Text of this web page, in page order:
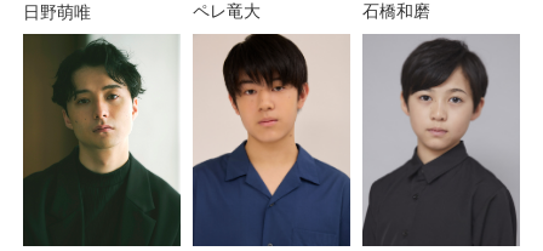
日野萌唯 ペレ竜大 石橋和磨